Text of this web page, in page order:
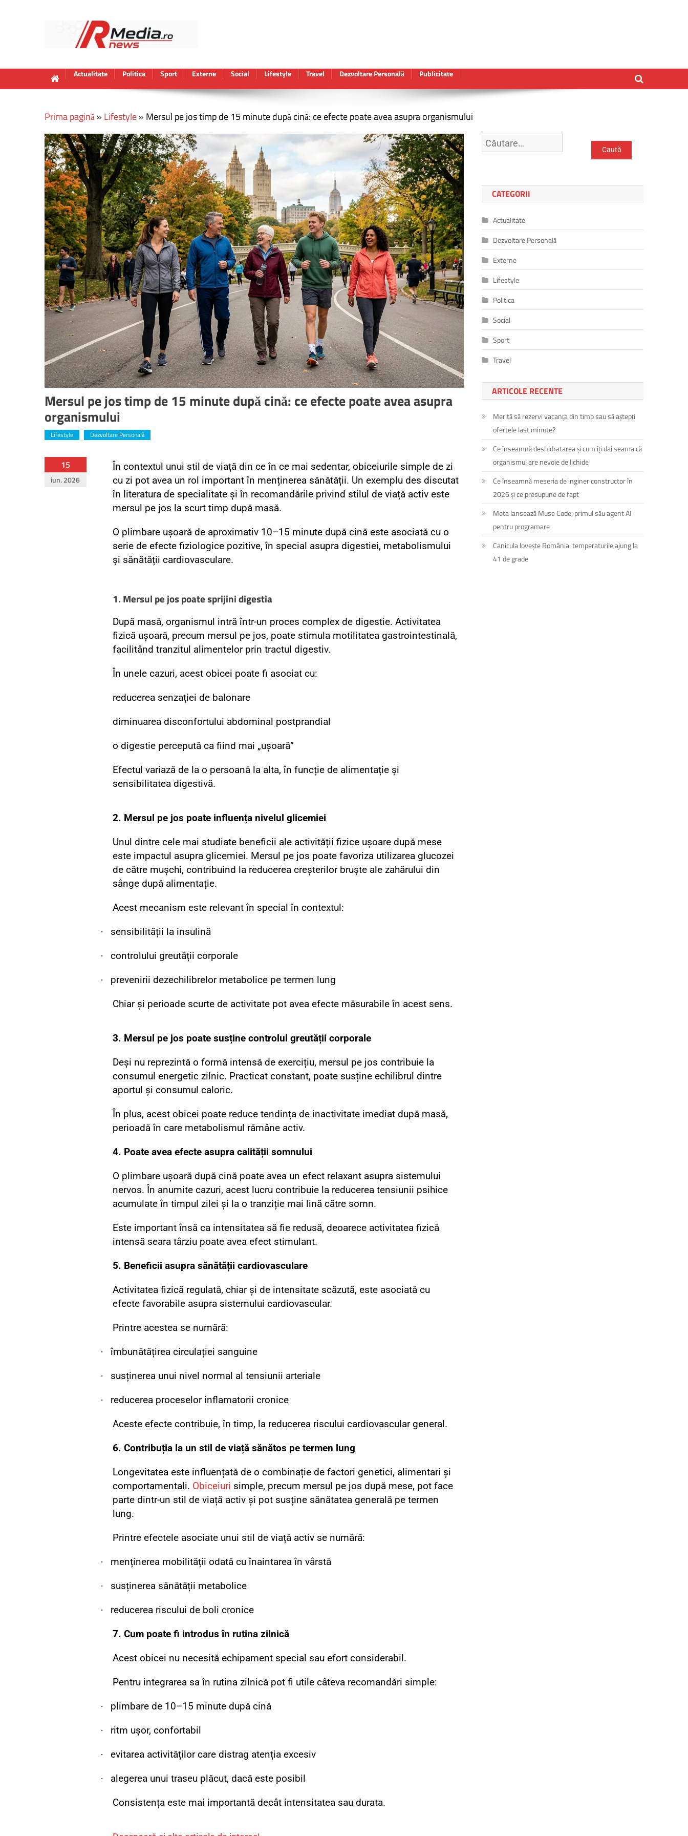
Actualitate Politica Sport Externe Social Lifestyle Travel Dezvoltare Personală Publicitate
Prima pagină» Lifestyle» Mersul pe jos timp de 15 minute după cină: ce efecte poate avea asupra organismului
Mersul pe jos timp de 15 minute după cină: ce efecte poate avea asupra
organismului
Lifestyle Dezvoltare Personală
15
iun. 2026
În contextul unui stil de viață din ce în ce mai sedentar, obiceiurile simple de zi
cu zi pot avea un rol important în menținerea sănătății. Un exemplu des discutat
în literatura de specialitate și în recomandările privind stilul de viață activ este
mersul pe jos la scurt timp după masă.
O plimbare ușoară de aproximativ 10–15 minute după cină este asociată cu o
serie de efecte fiziologice pozitive, în special asupra digestiei, metabolismului
și sănătății cardiovasculare.
1. Mersul pe jos poate sprijini digestia
După masă, organismul intră într-un proces complex de digestie. Activitatea
fizică ușoară, precum mersul pe jos, poate stimula motilitatea gastrointestinală,
facilitând tranzitul alimentelor prin tractul digestiv.
În unele cazuri, acest obicei poate fi asociat cu:
reducerea senzației de balonare
diminuarea disconfortului abdominal postprandial
o digestie percepută ca fiind mai „ușoară”
Efectul variază de la o persoană la alta, în funcție de alimentație și
sensibilitatea digestivă.
2. Mersul pe jos poate influența nivelul glicemiei
Unul dintre cele mai studiate beneficii ale activității fizice ușoare după mese
este impactul asupra glicemiei. Mersul pe jos poate favoriza utilizarea glucozei
de către mușchi, contribuind la reducerea creșterilor bruște ale zahărului din
sânge după alimentație.
Acest mecanism este relevant în special în contextul:
· sensibilității la insulină
· controlului greutății corporale
· prevenirii dezechilibrelor metabolice pe termen lung
Chiar și perioade scurte de activitate pot avea efecte măsurabile în acest sens.
3. Mersul pe jos poate susține controlul greutății corporale
Deși nu reprezintă o formă intensă de exercițiu, mersul pe jos contribuie la
consumul energetic zilnic. Practicat constant, poate susține echilibrul dintre
aportul și consumul caloric.
În plus, acest obicei poate reduce tendința de inactivitate imediat după masă,
perioadă în care metabolismul rămâne activ.
4. Poate avea efecte asupra calității somnului
O plimbare ușoară după cină poate avea un efect relaxant asupra sistemului
nervos. În anumite cazuri, acest lucru contribuie la reducerea tensiunii psihice
acumulate în timpul zilei și la o tranziție mai lină către somn.
Este important însă ca intensitatea să fie redusă, deoarece activitatea fizică
intensă seara târziu poate avea efect stimulant.
5. Beneficii asupra sănătății cardiovasculare
Activitatea fizică regulată, chiar și de intensitate scăzută, este asociată cu
efecte favorabile asupra sistemului cardiovascular.
Printre acestea se numără:
· îmbunătățirea circulației sanguine
· susținerea unui nivel normal al tensiunii arteriale
· reducerea proceselor inflamatorii cronice
Aceste efecte contribuie, în timp, la reducerea riscului cardiovascular general.
6. Contribuția la un stil de viață sănătos pe termen lung
Longevitatea este influențată de o combinație de factori genetici, alimentari și
comportamentali. Obiceiuri simple, precum mersul pe jos după mese, pot face
parte dintr-un stil de viață activ și pot susține sănătatea generală pe termen
lung.
Printre efectele asociate unui stil de viață activ se numără:
· menținerea mobilității odată cu înaintarea în vârstă
· susținerea sănătății metabolice
· reducerea riscului de boli cronice
7. Cum poate fi introdus în rutina zilnică
Acest obicei nu necesită echipament special sau efort considerabil.
Pentru integrarea sa în rutina zilnică pot fi utile câteva recomandări simple:
· plimbare de 10–15 minute după cină
· ritm ușor, confortabil
· evitarea activităților care distrag atenția excesiv
· alegerea unui traseu plăcut, dacă este posibil
Consistența este mai importantă decât intensitatea sau durata.
CATEGORII
Actualitate
Dezvoltare Personală
Externe
Lifestyle
Politica
Social
Sport
Travel
ARTICOLE RECENTE
Merită să rezervi vacanța din timp sau să aștepți
ofertele last minute?
Ce înseamnă deshidratarea și cum îți dai seama că
organismul are nevoie de lichide
Ce înseamnă meseria de inginer constructor în
2026 și ce presupune de fapt
Meta lansează Muse Code, primul său agent AI
pentru programare
Canicula lovește România: temperaturile ajung la
41 de grade